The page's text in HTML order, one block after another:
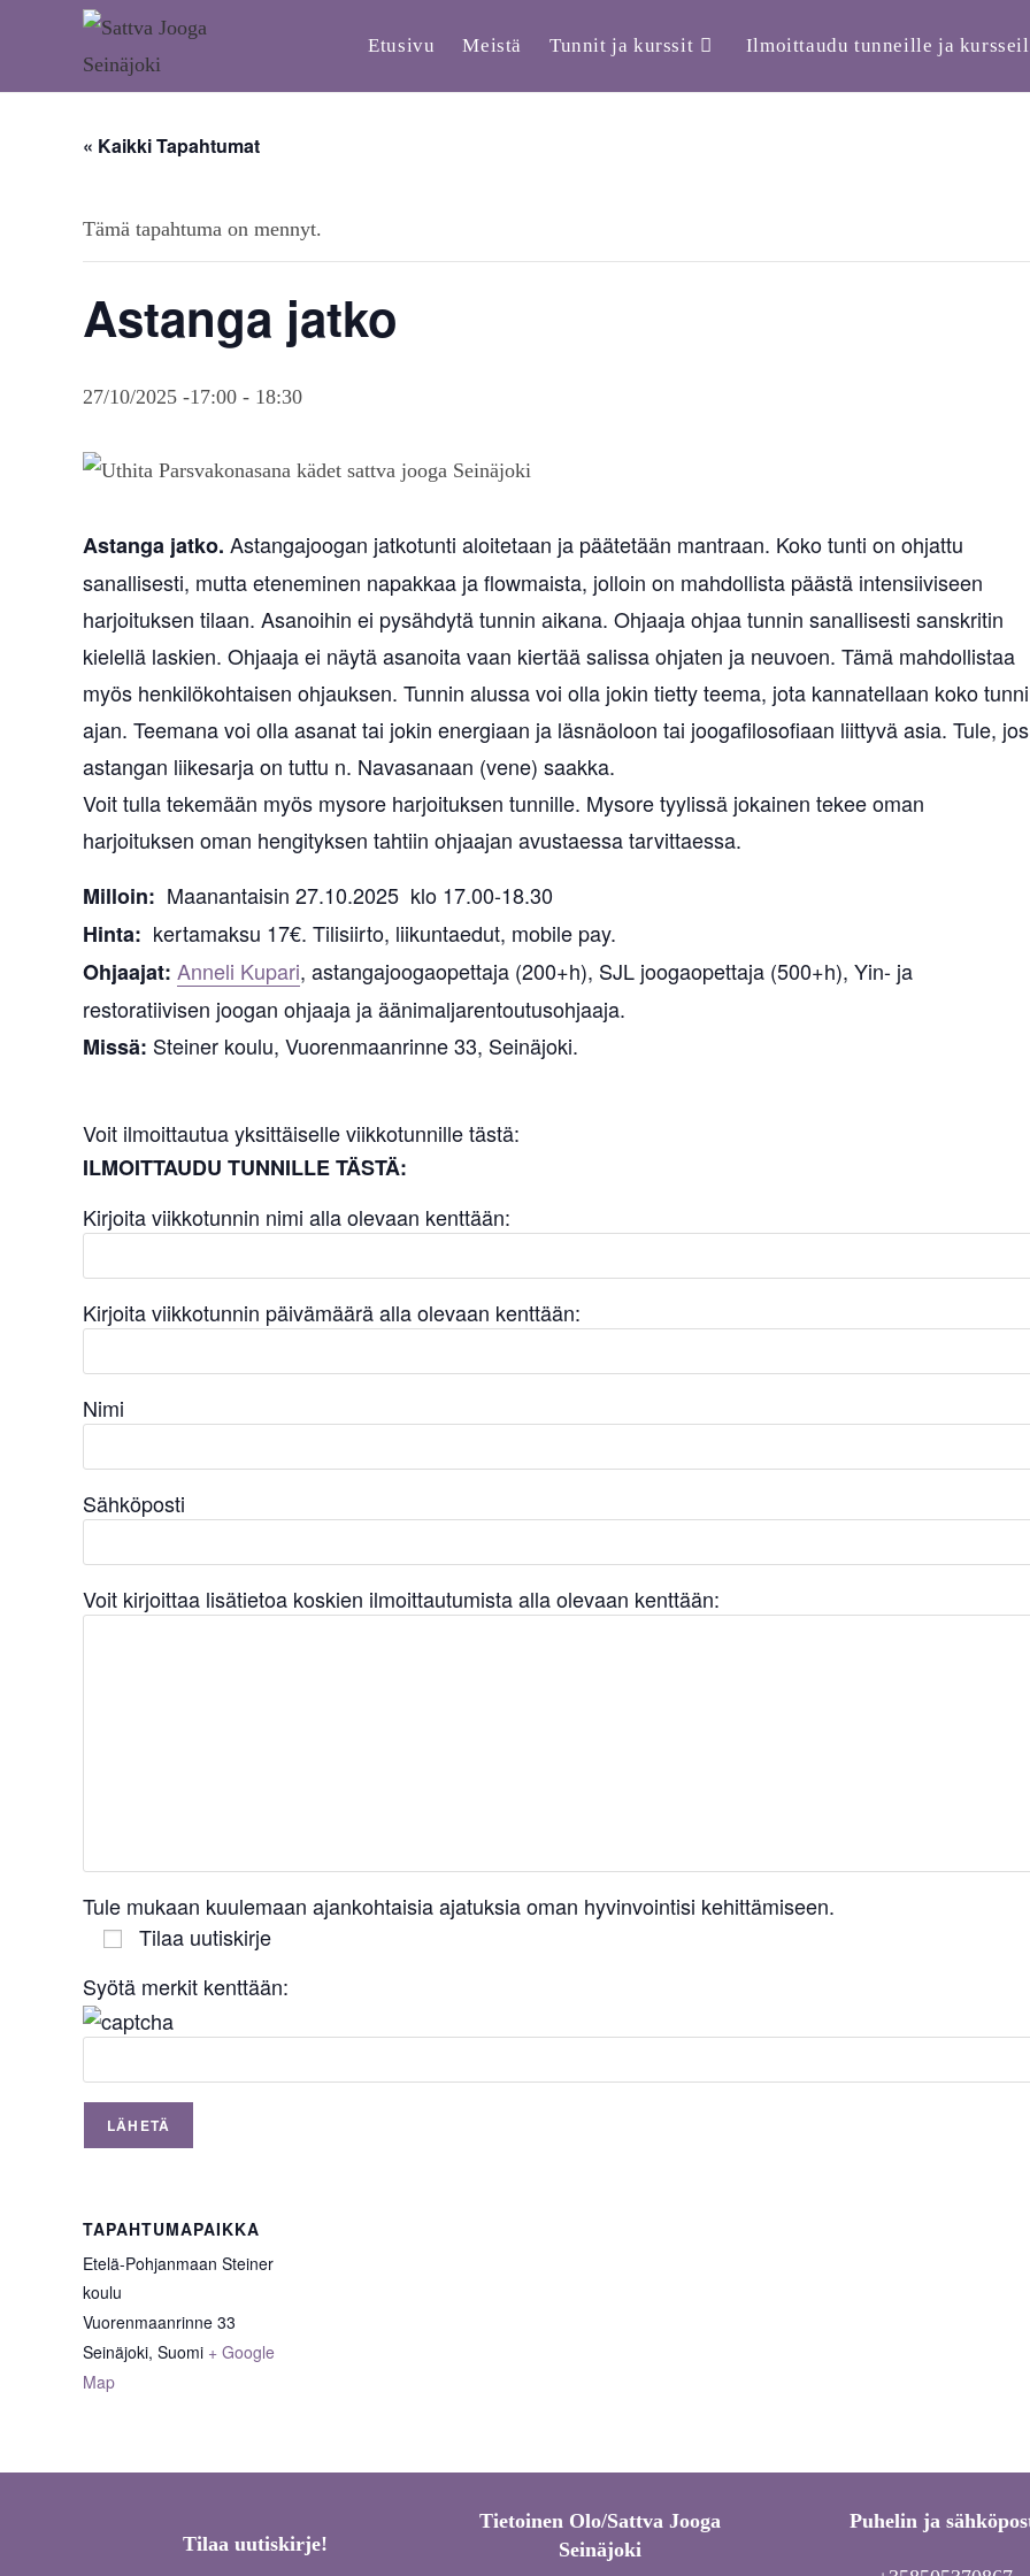
Etusivu Meistä Tunnit ja kurssit Ilmoittaudu tunneille ja
« Kaikki Tapahtumat
Tämä tapahtuma on mennyt.
Astanga jatko
27/10/2025 -17:00 - 18:30
Astanga jatko. Astangajoogan jatkotunti aloitetaan ja päätetään mantraan. Koko tunti on ohjattu
sanallisesti, mutta eteneminen napakkaa ja flowmaista, jolloin on mahdollista päästä intensiiviseen
harjoituksen tilaan. Asanoihin ei pysähdytä tunnin aikana. Ohjaaja ohjaa tunnin sanallisesti sanskritin
kielellä laskien. Ohjaaja ei näytä asanoita vaan kiertää salissa ohjaten ja neuvoen. Tämä mahdollistaa
myös henkilökohtaisen ohjauksen. Tunnin alussa voi olla jokin tietty teema, jota kannatellaan koko
ajan. Teemana voi olla asanat tai jokin energiaan ja läsnäoloon tai joogafilosofiaan liittyvä asia. Tule, jos
astangan liikesarja on tuttu n. Navasanaan (vene) saakka.
Voit tulla tekemään myös mysore harjoituksen tunnille. Mysore tyylissä jokainen tekee oman
harjoituksen oman hengityksen tahtiin ohjaajan avustaessa tarvittaessa.
Milloin: Maanantaisin 27.10.2025 klo 17.00-18.30
Hinta: kertamaksu 17€. Tilisiirto, liikuntaedut, mobile pay.
Ohjaajat: Anneli Kupari, astangajoogaopettaja (200+h), SJL joogaopettaja (500+h), Yin- ja
restoratiivisen joogan ohjaaja ja äänimaljarentoutusohjaaja.
Missä: Steiner koulu, Vuorenmaanrinne 33, Seinäjoki.
Voit ilmoittautua yksittäiselle viikkotunnille tästä:
ILMOITTAUDU TUNNILLE TÄSTÄ:
Kirjoita viikkotunnin nimi alla olevaan kenttään:
Kirjoita viikkotunnin päivämäärä alla olevaan kenttään:
Nimi
Sähköposti
Voit kirjoittaa lisätietoa koskien ilmoittautumista alla olevaan kenttään:
Tule mukaan kuulemaan ajankohtaisia ajatuksia oman hyvinvointisi kehittämiseen.
Tilaa uutiskirje
Syötä merkit kenttään:
TAPAHTUMAPAIKKA
Etelä-Pohjanmaan Steiner
koulu
Vuorenmaanrinne 33
Seinäjoki, Suomi + Google
Map
Tilaa uutiskirje!
Tietoinen Olo/Sattva Jooga
Seinäjoki
Puhelin ja